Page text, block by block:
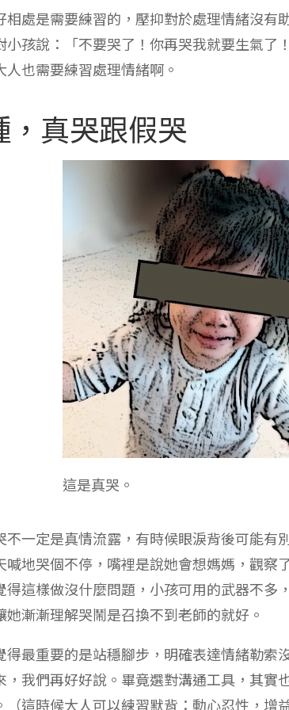
這是真哭。
不一定是真情流露，有時候眼淚背後可能有
喊地哭個不停，嘴裡是說她會想媽媽，觀
得這樣做沒什麼問題，小孩可用的武器不多
她漸漸理解哭鬧是召換不到老師的就好。
得最重要的是站穩腳步，明確表達情緒勒索沒
，我們再好好說。畢竟選對溝通工具，其
（這時候大人可以練習默背：動心忍性，增
緒激動的時候，不是講道理的好時機，優先
系列，雖然爸爸都不